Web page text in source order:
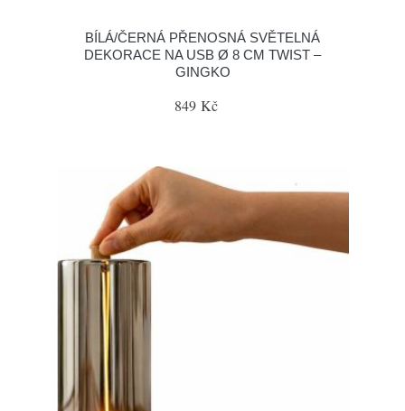
BÍLÁ/ČERNÁ PŘENOSNÁ SVĚTELNÁ
DEKORACE NA USB Ø 8 CM TWIST –
GINGKO
849 Kč